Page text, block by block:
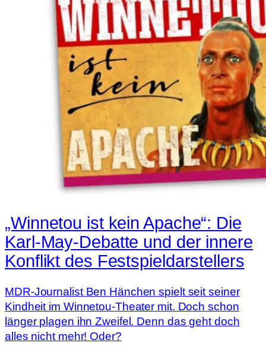
„Winnetou ist kein Apache“: Die
Karl-May-Debatte und der innere
Konflikt des Festspieldarstellers
MDR-Journalist Ben Hänchen spielt seit seiner
Kindheit im Winnetou-Theater mit. Doch schon
länger plagen ihn Zweifel. Denn das geht doch
alles nicht mehr! Oder?